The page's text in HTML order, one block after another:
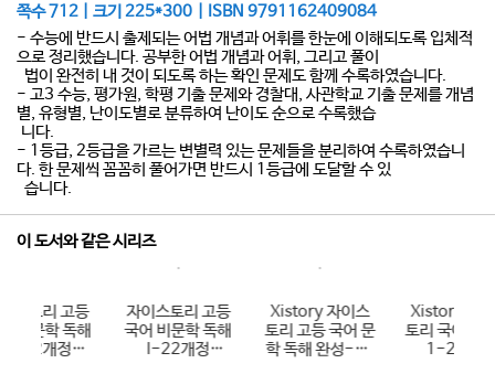
쪽수 712 | 크기 225*300 | ISBN 9791162409084
- 수능에 반드시 출제되는 어법 개념과 어휘를 한눈에 이해되도록 입체적
으로 정리했습니다. 공부한 어법 개념과 어휘, 그리고 풀이
법이 완전히 내 것이 되도록 하는 확인 문제도 함께 수록하였습니다.
- 고3 수능, 평가원, 학평 기출 문제와 경찰대, 사관학교 기출 문제를 개념
별, 유형별, 난이도별로 분류하여 난이도 순으로 수록했습
니다.
- 1등급, 2등급을 가르는 변별력 있는 문제들을 분리하여 수록하였습니
다. 한 문제씩 꼼꼼히 풀어가면 반드시 1등급에 도달할 수 있
습니다.
이 도서와 같은 시리즈
자이스토리 고등
국어 비문학 독해
I-22개정
Xistory 자이스
토리 고등 국어 문
학 독해 완성-22
Xistory 자이스
토리 국어 기본 고
1-22개정